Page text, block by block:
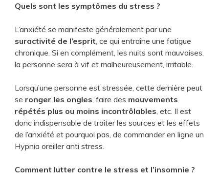
Quels sont les symptômes du stress ?
L’anxiété se manifeste généralement par une
suractivité de l’esprit , ce qui entraîne une fatigue
chronique. Si en complément, les nuits sont mauvaises,
la personne sera à vif et malheureusement, irritable.
Lorsqu’une personne est stressée, cette dernière peut
se ronger les ongles , faire des mouvements
répétés plus ou moins incontrôlables , etc. Il est
donc indispensable de traiter les sources et les effets
de l’anxiété et pourquoi pas, de commander en ligne un
Hypnia oreiller anti stress.
Comment lutter contre le stress et l’insomnie ?